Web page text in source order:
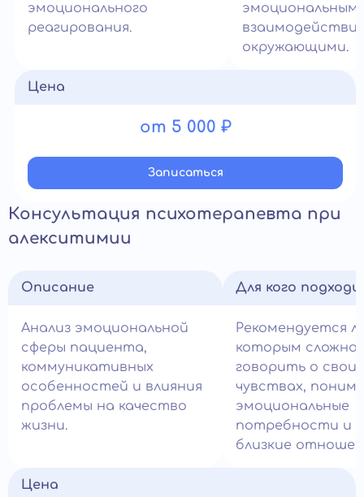
эмоционального
реагирования.
эмоциональным
окружающими.
Цена
от 5 000 ₽
Записатьcя
Консультация психотерапевта при
алекситимии
Описание
Анализ эмоциональной
сферы пациента,
коммуникативных
особенностей и влияния
проблемы на качество
жизни.
Для кого
Рекомендуется
которым сложно
говорить о своих
чувствах,
эмоциональные
потребности и
близкие
Цена